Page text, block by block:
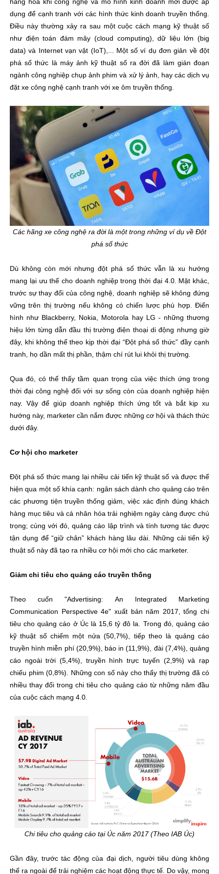
dụng để cạnh tranh với các hình thức kinh doanh truyền thống.
Điều này thường xảy ra sau một cuộc cách mạng kỹ thuật số
như điện toán đám mây (cloud computing), dữ liệu lớn (big
data) và Internet vạn vật (IoT),... Một số ví dụ đơn giản về đột
phá số thức là máy ảnh kỹ thuật số ra đời đã làm gián đoạn
ngành công nghiệp chụp ảnh phim và xử lý ảnh, hay các dịch vụ
đặt xe công nghệ cạnh tranh với xe ôm truyền thống.
Các hãng xe công nghệ ra đời là một trong những ví dụ về Đột
phá số thức
Dù không còn mới nhưng đột phá số thức vẫn là xu hướng
mang lại ưu thế cho doanh nghiệp trong thời đại 4.0. Mặt khác,
trước sự thay đổi của công nghệ, doanh nghiệp sẽ không đứng
vững trên thị trường nếu không có chiến lược phù hợp. Điển
hình như Blackberry, Nokia, Motorola hay LG - những thương
hiệu lớn từng dẫn đầu thị trường điện thoại di động nhưng giờ
đây, khi không thể theo kịp thời đại “Đột phá số thức” đầy cạnh
tranh, họ dần mất thị phần, thậm chí rút lui khỏi thị trường.
Qua đó, có thể thấy tầm quan trọng của việc thích ứng trong
thời đại công nghệ đối với sự sống còn của doanh nghiệp hiện
nay. Vậy để giúp doanh nghiệp thích ứng tốt và bắt kịp xu
hướng này, marketer cần nắm được những cơ hội và thách thức
dưới đây.
Cơ hội cho marketer
Đột phá số thức mang lại nhiều cải tiến kỹ thuật số và được thể
hiện qua một số khía cạnh: ngân sách dành cho quảng cáo trên
các phương tiện truyền thống giảm, việc xác định đúng khách
hàng mục tiêu và cá nhân hóa trải nghiệm ngày càng được chú
trọng; cùng với đó, quảng cáo lập trình và tính tương tác được
tận dụng để “giữ chân” khách hàng lâu dài. Những cải tiến kỹ
thuật số này đã tạo ra nhiều cơ hội mới cho các marketer.
Giảm chi tiêu cho quảng cáo truyền thống
Theo cuốn "Advertising: An Integrated Marketing
Communication Perspective 4e" xuất bản năm 2017, tổng chi
tiêu cho quảng cáo ở Úc là 15,6 tỷ đô la. Trong đó, quảng cáo
kỹ thuật số chiếm một nửa (50,7%), tiếp theo là quảng cáo
truyền hình miễn phí (20,9%), báo in (11,9%), đài (7,4%), quảng
cáo ngoài trời (5,4%), truyền hình trực tuyến (2,9%) và rạp
chiếu phim (0,8%). Những con số này cho thấy thị trường đã có
nhiều thay đổi trong chi tiêu cho quảng cáo từ những năm đầu
của cuộc cách mạng 4.0.
Chi tiêu cho quảng cáo tại Úc năm 2017 (Theo IAB Úc)
Gần đây, trước tác động của đại dịch, người tiêu dùng không
thể ra ngoài để trải nghiệm các hoạt động thực tế. Do vậy, mong